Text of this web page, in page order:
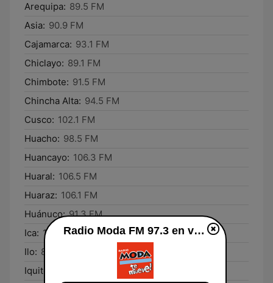
Arequipa: 89.5 FM
Asia: 90.9 FM
Cajamarca: 93.1 FM
Chiclayo: 89.1 FM
Chimbote: 91.5 FM
Chincha Alta: 94.5 FM
Cusco: 102.1 FM
Huacho: 98.5 FM
Huancayo: 106.3 FM
Huaral: 106.5 FM
Huaraz: 106.1 FM
Huánuco: 91.3 FM
Ica: 107.7 FM
Ilo: 88.3 FM
Iquitos:
Radio Moda FM 97.3 en vivo